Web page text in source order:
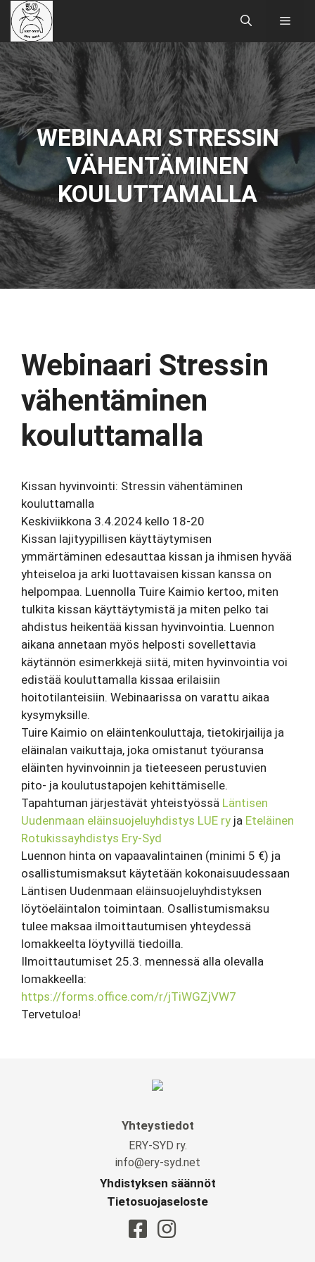
Siirry
sisältöön
WEBINAARI STRESSIN
VÄHENTÄMINEN
KOULUTTAMALLA
Webinaari Stressin
vähentäminen
kouluttamalla
Kissan hyvinvointi: Stressin vähentäminen
kouluttamalla
Keskiviikkona 3.4.2024 kello 18-20
Kissan lajityypillisen käyttäytymisen
ymmärtäminen edesauttaa kissan ja ihmisen hyvää
yhteiseloa ja arki luottavaisen kissan kanssa on
helpompaa. Luennolla Tuire Kaimio kertoo, miten
tulkita kissan käyttäytymistä ja miten pelko tai
ahdistus heikentää kissan hyvinvointia. Luennon
aikana annetaan myös helposti sovellettavia
käytännön esimerkkejä siitä, miten hyvinvointia voi
edistää kouluttamalla kissaa erilaisiin
hoitotilanteisiin. Webinaarissa on varattu aikaa
kysymyksille.
Tuire Kaimio on eläintenkouluttaja, tietokirjailija ja
eläinalan vaikuttaja, joka omistanut työuransa
eläinten hyvinvoinnin ja tieteeseen perustuvien
pito- ja koulutustapojen kehittämiselle.
Tapahtuman järjestävät yhteistyössä Läntisen
Uudenmaan eläinsuojeluyhdistys LUE ry ja Eteläinen
Rotukissayhdistys Ery-Syd
Luennon hinta on vapaavalintainen (minimi 5 €) ja
osallistumismaksut käytetään kokonaisuudessaan
Läntisen Uudenmaan eläinsuojeluyhdistyksen
löytöeläintalon toimintaan. Osallistumismaksu
tulee maksaa ilmoittautumisen yhteydessä
lomakkeelta löytyvillä tiedoilla.
Ilmoittautumiset 25.3. mennessä alla olevalla
lomakkeella:
https://forms.office.com/r/jTiWGZjVW7
Tervetuloa!
Yhteystiedot
ERY-SYD ry.
info@ery-syd.net
Yhdistyksen säännöt
Tietosuojaseloste